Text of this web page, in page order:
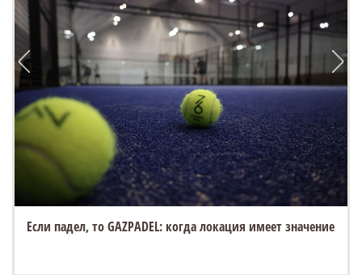
Если падел, то GAZPADEL: когда локация имеет значение